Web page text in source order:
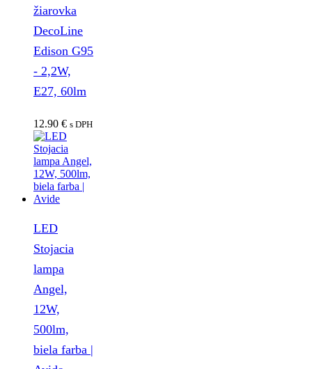
žiarovka
DecoLine
Edison G95
- 2,2W,
E27, 60lm
12.90 € s DPH
LED
Stojacia
lampa
Angel,
12W,
500lm,
biela farba |